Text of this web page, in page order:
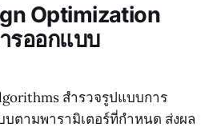
Optimization
รออกแบบ
สำรวจรูปแบบการ
ตามพารามิเตอร์ที่กำหนด ส่งผล